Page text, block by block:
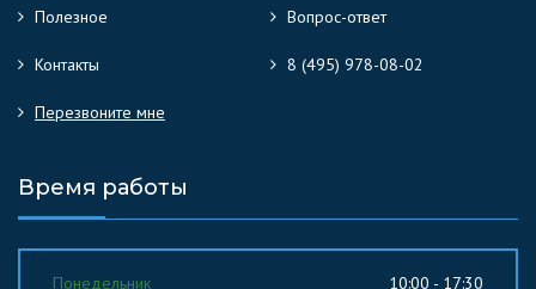
Полезное Вопрос-ответ
Контакты 8 (495) 978-08-02
Перезвоните мне
Время работы
Понедельник
10:00 - 17:30